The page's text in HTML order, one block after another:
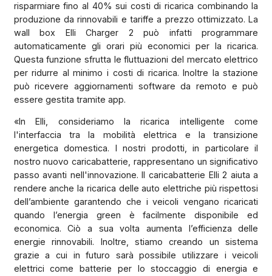
risparmiare fino al 40% sui costi di ricarica combinando la
produzione da rinnovabili e tariffe a prezzo ottimizzato. La
wall box Elli Charger 2 può infatti programmare
automaticamente gli orari più economici per la ricarica.
Questa funzione sfrutta le fluttuazioni del mercato elettrico
per ridurre al minimo i costi di ricarica. Inoltre la stazione
può ricevere aggiornamenti software da remoto e può
essere gestita tramite app.
«In Elli, consideriamo la ricarica intelligente come
l'interfaccia tra la mobilità elettrica e la transizione
energetica domestica. I nostri prodotti, in particolare il
nostro nuovo caricabatterie, rappresentano un significativo
passo avanti nell'innovazione. Il caricabatterie Elli 2 aiuta a
rendere anche la ricarica delle auto elettriche più rispettosi
dell’ambiente garantendo che i veicoli vengano ricaricati
quando l’energia green è facilmente disponibile ed
economica. Ciò a sua volta aumenta l’efficienza delle
energie rinnovabili. Inoltre, stiamo creando un sistema
grazie a cui in futuro sarà possibile utilizzare i veicoli
elettrici come batterie per lo stoccaggio di energia e